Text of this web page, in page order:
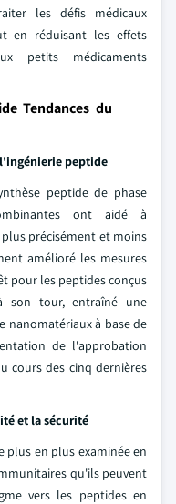
les défis médicaux
en réduisant les effets
petits médicaments
Tendances du
peptide
peptide de phase
ont aidé à
précisément et moins
amélioré les mesures
pour les peptides conçus
son tour, entraîné une
à base de
de l'approbation
cours des cinq dernières
et la sécurité
plus en plus examinée en
qu'ils peuvent
vers les peptides en